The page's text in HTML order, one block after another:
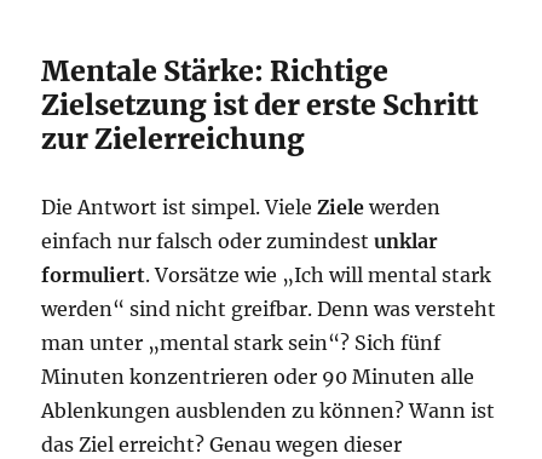
Mentale Stärke: Richtige
Zielsetzung ist der erste Schritt
zur Zielerreichung
Die Antwort ist simpel. VieleZiele werden
einfach nur falsch oder zumindestunklar
formuliert. Vorsätze wie „Ich will mental stark
werden“ sind nicht greifbar. Denn was versteht
man unter „mental stark sein“? Sich fünf
Minuten konzentrieren oder 90 Minuten alle
Ablenkungen ausblenden zu können? Wann ist
das Ziel erreicht? Genau wegen dieser